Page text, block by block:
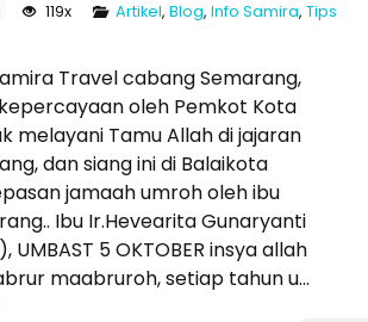
119x Artikel, Blog, Info Samira, Tips
Travel cabang Semarang,
oleh Pemkot Kota
melayani Tamu Allah di jajaran
dan siang ini di Balaikota
jamaah umroh oleh ibu
Ibu Ir.Hevearita Gunaryanti
UMBAST 5 OKTOBER insya allah
maabruroh, setiap tahun u...